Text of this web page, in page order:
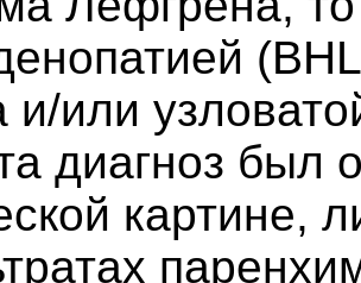
и/или
диагноз был
картине,